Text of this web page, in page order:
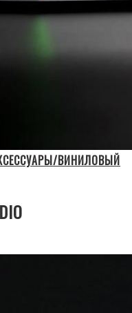
ВИНИЛОВЫЙ